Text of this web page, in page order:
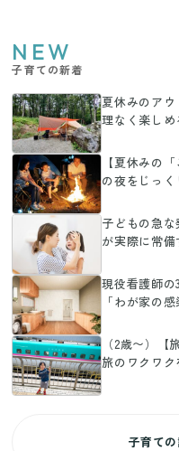
NEW
子育ての新着
夏休みのア
理なく楽し
【夏休みの
の夜をじっ
子どもの急
が実際に常
現役看護師
「わが家の
（2歳〜）
旅のワクワ
子育て